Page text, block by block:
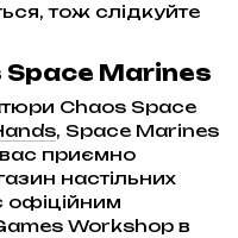
тож слідкуйте
Space Marines
Chaos Space
, Space Marines
вас приємно
настільних
офіційним
Workshop в